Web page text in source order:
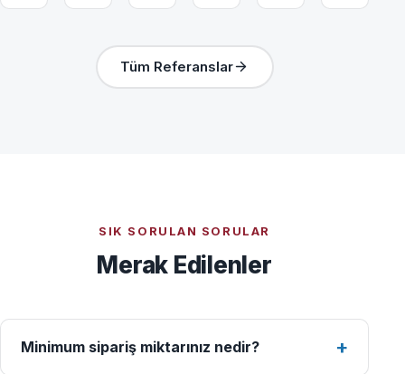
Tüm Referanslar
SIK SORULAN SORULAR
Merak Edilenler
Minimum sipariş miktarınız nedir?